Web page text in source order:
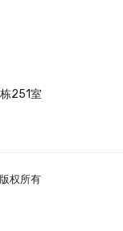
251室
权所有